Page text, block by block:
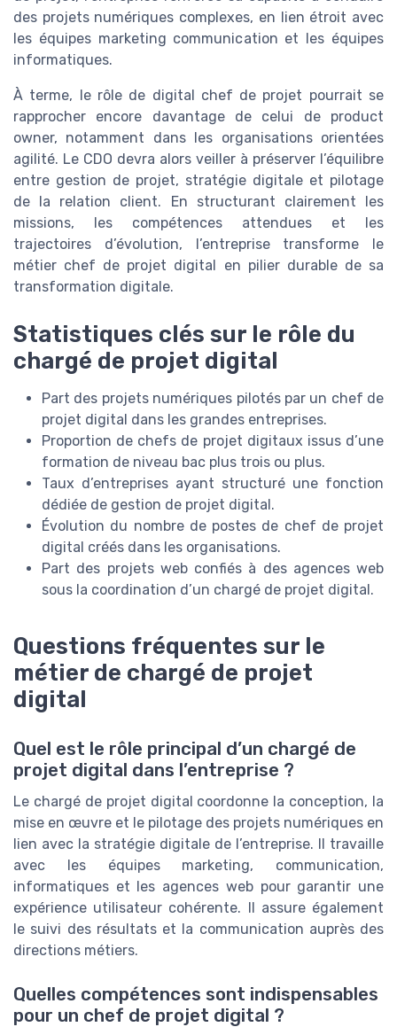
des projets numériques complexes, en lien étroit avec
les équipes marketing communication et les équipes
informatiques.
À terme, le rôle de digital chef de projet pourrait se
rapprocher encore davantage de celui de product
owner, notamment dans les organisations orientées
agilité. Le CDO devra alors veiller à préserver l’équilibre
entre gestion de projet, stratégie digitale et pilotage
de la relation client. En structurant clairement les
missions, les compétences attendues et les
trajectoires d’évolution, l’entreprise transforme le
métier chef de projet digital en pilier durable de sa
transformation digitale.
Statistiques clés sur le rôle du
chargé de projet digital
Part des projets numériques pilotés par un chef de
projet digital dans les grandes entreprises.
Proportion de chefs de projet digitaux issus d’une
formation de niveau bac plus trois ou plus.
Taux d’entreprises ayant structuré une fonction
dédiée de gestion de projet digital.
Évolution du nombre de postes de chef de projet
digital créés dans les organisations.
Part des projets web confiés à des agences web
sous la coordination d’un chargé de projet digital.
Questions fréquentes sur le
métier de chargé de projet
digital
Quel est le rôle principal d’un chargé de
projet digital dans l’entreprise ?
Le chargé de projet digital coordonne la conception, la
mise en œuvre et le pilotage des projets numériques en
lien avec la stratégie digitale de l’entreprise. Il travaille
avec les équipes marketing, communication,
informatiques et les agences web pour garantir une
expérience utilisateur cohérente. Il assure également
le suivi des résultats et la communication auprès des
directions métiers.
Quelles compétences sont indispensables
pour un chef de projet digital ?